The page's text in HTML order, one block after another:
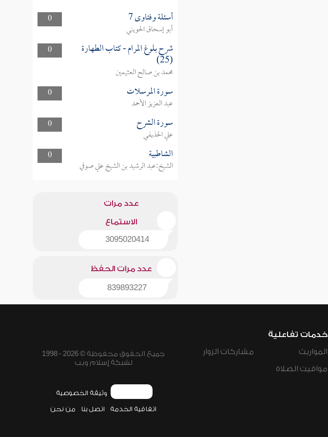
0 أسئلة وفتاوى 7
أبو إسحاق الحويني
0
شرح بلوغ المرام - كتاب الطهارة
(25)
محمد بن صالح العثيمين
0
سورة المرسلات
عبد العزيز الأحمد
0
سورة الشرح
علي الحذيفي
0
الشاطبية
الشيخ:عبد الرشيد بن الشيخ علي صوفي
عدد مرات
الاستماع
3095020414
عدد مرات الحفظ
839893227
خدمات تفاعلية
المواريث
مواقيت الصلاة
مشاركات الزوار
جميع الحقوق محفوظة © 2026 - 1998
لشبكة إسلام ويب
وثيقة الخصوصية
اتفاقية الخدمة اتصل بنا من نحن